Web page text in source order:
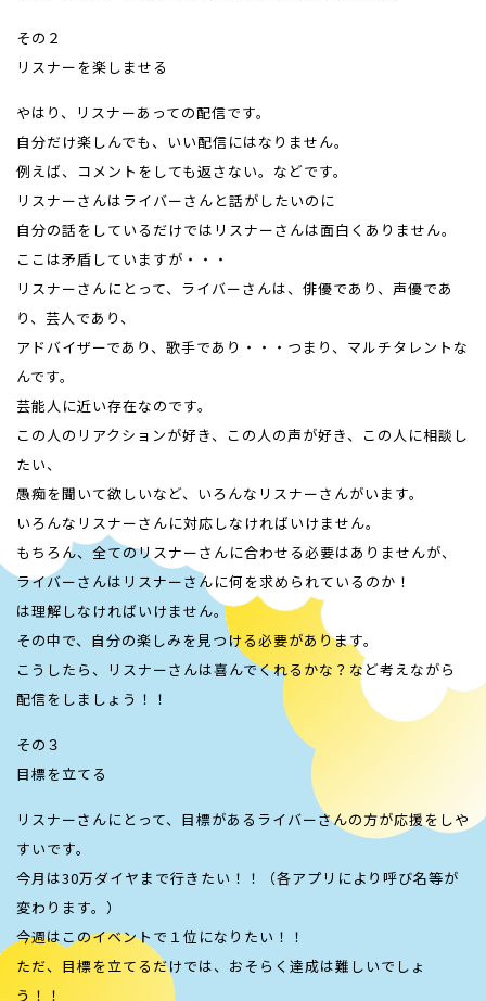
その２
リスナーを楽しませる
やはり、リスナーあっての配信です。
自分だけ楽しんでも、いい配信にはなりません。
例えば、コメントをしても返さない。などです。
リスナーさんはライバーさんと話がしたいのに
自分の話をしているだけではリスナーさんは面白くありません。
ここは矛盾していますが・・・
リスナーさんにとって、ライバーさんは、俳優であり、声優であ
り、芸人であり、
アドバイザーであり、歌手であり・・・つまり、マルチタレントな
んです。
芸能人に近い存在なのです。
この人のリアクションが好き、この人の声が好き、この人に相談し
たい、
愚痴を聞いて欲しいなど、いろんなリスナーさんがいます。
いろんなリスナーさんに対応しなければいけません。
もちろん、全てのリスナーさんに合わせる必要はありませんが、
ライバーさんはリスナーさんに何を求められているのか！
は理解しなければいけません。
その中で、自分の楽しみを見つける必要があります。
こうしたら、リスナーさんは喜んでくれるかな？など考えながら
配信をしましょう！！
その３
目標を立てる
リスナーさんにとって、目標があるライバーさんの方が応援をしや
すいです。
今月は30万ダイヤまで行きたい！！（各アプリにより呼び名等が
変わります。）
今週はこのイベントで１位になりたい！！
ただ、目標を立てるだけでは、おそらく達成は難しいでしょ
う！！